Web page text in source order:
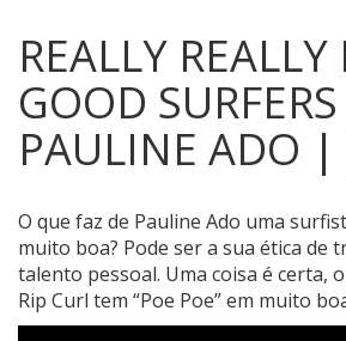
REALLY REALLY
GOOD
PAULINE ADO
O que faz de Pauline Ado uma
muito boa? Pode ser a sua ética de
talento pessoal. Uma coisa é certa,
Rip Curl tem “Poe Poe” em muito